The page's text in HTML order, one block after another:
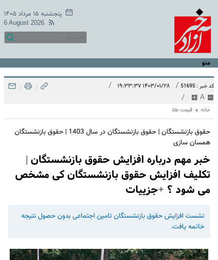
پنجشنبه ۱۵ مرداد ۱۴۰۵
6 August 2026
منو
کد خبر : 51695 / ۱۴۰۳/۰۱/۲۸ ۱۹:۳۳:۳۷ /
A
/
/
/
خانه قیمت طلا
حقوق بازنشستگان | حقوق بازنشستگان در سال 1403 | حقوق بازنشستگان
همسان سازی
خبر مهم درباره افزایش حقوق بازنشستگان |
تکلیف افزایش حقوق بازنشستگان کی مشخص
می شود ؟ +جزییات
نشست افزایش حقوق بازنشستگان تامین اجتماعی بدون حصول نتیجه
خاتمه یافت.